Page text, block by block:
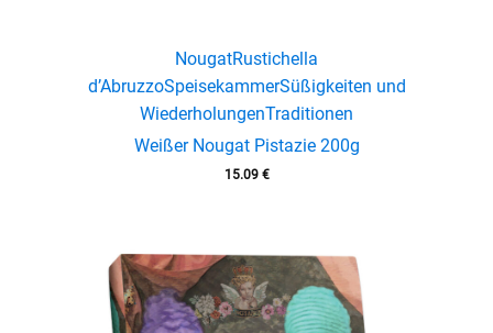
NougatRustichella
d’AbruzzoSpeisekammerSüßigkeiten und
WiederholungenTraditionen
Weißer Nougat Pistazie 200g
15.09 €